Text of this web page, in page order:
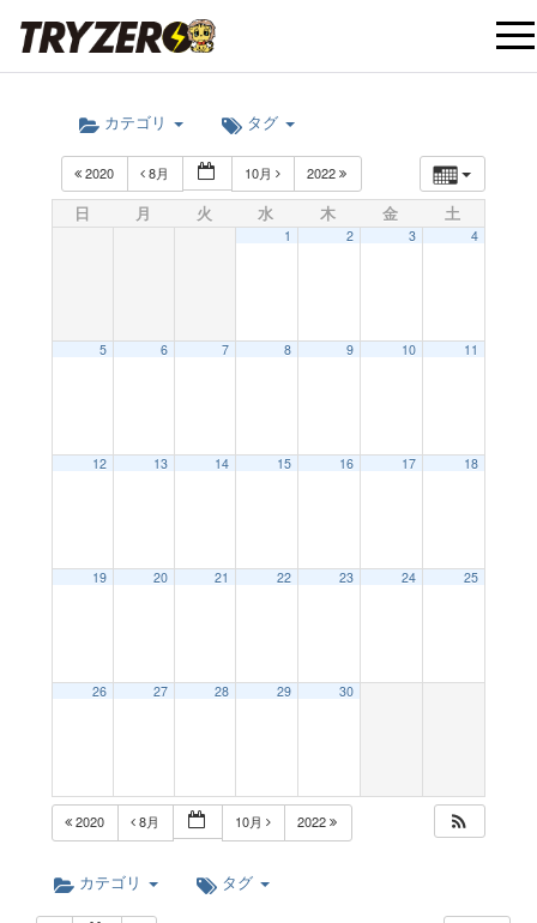
t
カテゴリ タグ
2020 8月 10月 2022
日 月 火 水 木 金 土
1 2 3 4
5 6 7 8 9 10 11
12 13 14 15 16 17 18
19 20 21 22 23 24 25
26 27 28 29 30
2020 8月 10月 2022
カテゴリ タグ
5:00 AM
6:00 AM